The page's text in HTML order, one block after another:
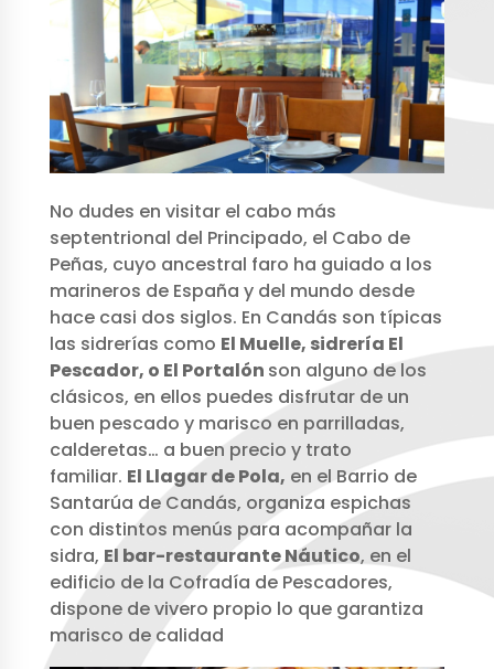
No dudes en visitar el cabo más
septentrional del Principado, el Cabo de
Peñas, cuyo ancestral faro ha guiado a los
marineros de España y del mundo desde
hace casi dos siglos. En Candás son típicas
las sidrerías como El Muelle, sidrería El
Pescador, o El Portalón son alguno de los
clásicos, en ellos puedes disfrutar de un
buen pescado y marisco en parrilladas,
calderetas… a buen precio y trato
familiar. El Llagar de Pola, en el Barrio de
Santarúa de Candás, organiza espichas
con distintos menús para acompañar la
sidra, El bar-restaurante Náutico, en el
edificio de la Cofradía de Pescadores,
dispone de vivero propio lo que garantiza
marisco de calidad